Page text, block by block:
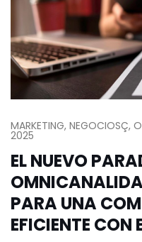
MARKETING, NEGOCIOSÇ,
2025
EL NUEVO
PARA UNA
EFICIENTE CON